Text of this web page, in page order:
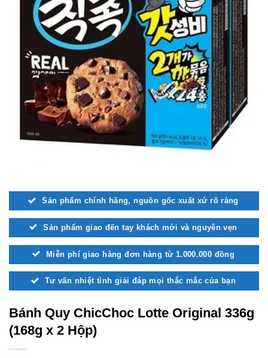
Sản phẩm chính hãng, nguồn gốc xuất xứ rõ ràng
Sản phẩm giao đến tay khách mới và nguyên vẹn
Miễn phí giao hàng đơn hàng từ 1.000.000 đồng
Tư vấn nhiệt tình giải đáp mọi thắc mắc của bạn
Bánh Quy ChicChoc Lotte Original 336g
(168g x 2 Hộp)